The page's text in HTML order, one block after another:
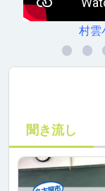
村雲
聞き流し